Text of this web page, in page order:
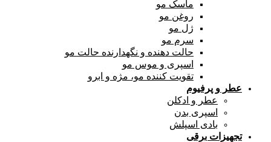
ماسک مو
روغن مو
ژل مو
سرم مو
حالت دهنده و نگهدارنده حالت مو
اسپری و موس مو
تقویت کننده مو، مژه و ابرو
عطر و پرفیوم
عطر و ادکلن
اسپری بدن
بادی اسپلش
تجهیزات برقی